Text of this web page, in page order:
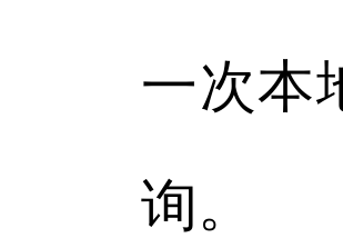
一次本
询。